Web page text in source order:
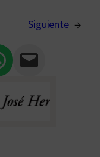
Siguiente →
Compartir vía Email